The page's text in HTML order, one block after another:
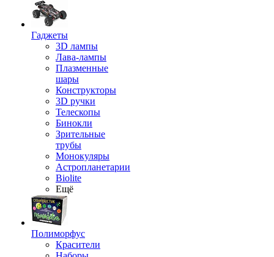
Гаджеты
3D лампы
Лава-лампы
Плазменные
шары
Конструкторы
3D ручки
Телескопы
Бинокли
Зрительные
трубы
Монокуляры
Астропланетарии
Biolite
Ещё
Полиморфус
Красители